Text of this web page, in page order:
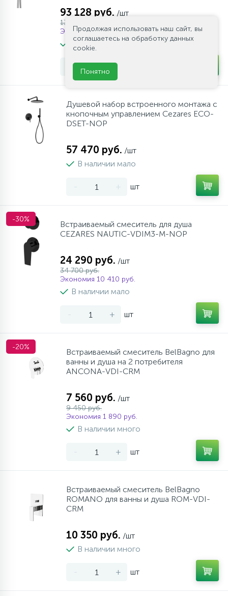
93 128 руб. /шт
133 040 руб.
Экономия 39 912 руб.
В наличии мало
Душевой набор встроенного монтажа с
кнопочным управлением Cezares ECO-
DSET-NOP
57 470 руб. /шт
В наличии мало
- + шт
-30%
Встраиваемый смеситель для душа
CEZARES NAUTIC-VDIM3-M-NOP
24 290 руб. /шт
34 700 руб.
Экономия 10 410 руб.
В наличии мало
- + шт
-20%
Встраиваемый смеситель BelBagno для
ванны и душа на 2 потребителя
ANCONA-VDI-CRM
7 560 руб. /шт
9 450 руб.
Экономия 1 890 руб.
В наличии много
- + шт
Встраиваемый смеситель BelBagno
ROMANO для ванны и душа ROM-VDI-
CRM
10 350 руб. /шт
В наличии много
- + шт
Продолжая использовать наш сайт, вы
соглашаетесь на обработку данных
cookie.
Понятно